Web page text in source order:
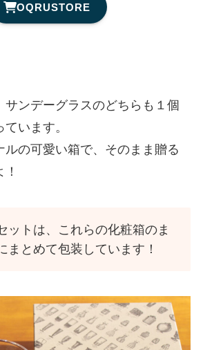
OQRUSTORE
サンデーグラスのどちらも１個
います。
ルの可愛い箱で、そのまま贈る
ットは、これらの化粧箱のま
まとめて包装しています！